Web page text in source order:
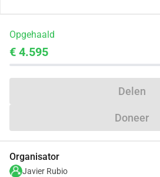
Opgehaald
€ 4.595
Delen
Doneer
Organisator
Javier Rubio